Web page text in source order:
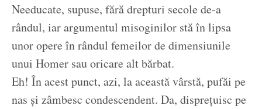
Needucate, supuse, fără drepturi secole de-a
rândul, iar argumentul misoginilor stă în lipsa
unor opere în rândul femeilor de dimensiunile
unui Homer sau oricare alt bărbat.
Eh! În acest punct, azi, la această vârstă, pufăi pe
nas și zâmbesc condescendent. Da, disprețuisc pe